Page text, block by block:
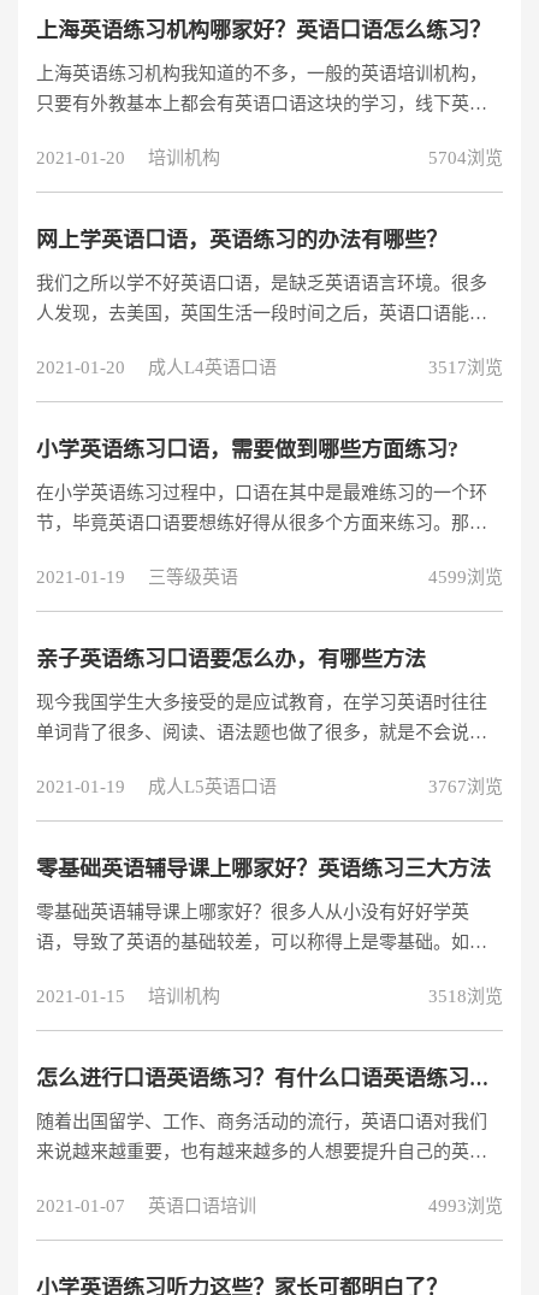
上海英语练习机构哪家好？英语口语怎么练习？
上海英语练习机构我知道的不多，一般的英语培训机构，
只要有外教基本上都会有英语口语这块的学习，线下英语
多去了解，不一定去专门做英语口语的培训机构，因为这
样的机构一方面少有。一方面则是收费会很贵，相当于私
方便很多，一对一外教视频教学，现在不少人都比较喜欢
这样的学习方式作为口语的学习。这里也为大家分享一下
阿卡索的免费试听课程，还在为口语不行而苦
2021-01-20 培训机构 5704浏览
网上学英语口语，英语练习的办法有哪些？
我们之所以学不好英语口语，是缺乏英语语言环境。很多
人发现，去美国，英国生活一段时间之后，英语口语能力
通过网上学英语口语，通过多加练习，也是可以获得成效
的。
2021-01-20 成人L4英语口语 3517浏览
小学英语练习口语，需要做到哪些方面练习?
在小学英语练习过程中，口语在其中是最难练习的一个环
节，毕竟英语口语要想练好得从很多个方面来练习。那么
事情呢?
2021-01-19 三等级英语 4599浏览
亲子英语练习口语要怎么办，有哪些方法
现今我国学生大多接受的是应试教育，在学习英语时往往
单词背了很多、阅读、语法题也做了很多，就是不会说。
语言技能，有实用性能够活学活用才是学习的最终目的，
才算真正掌握这门技能。那么亲子英语练习口语要怎么
教试听课，外教发音超标准，
2021-01-19 成人L5英语口语 3767浏览
零基础英语辅导课上哪家好？英语练习三大方法
零基础英语辅导课上哪家好？很多人从小没有好好学英
语，导致了英语的基础较差，可以称得上是零基础。如今
础英语辅导课上可以为你指明方向。
2021-01-15 培训机构 3518浏览
怎么进行口语英语练习？有什么口语英语练习方法吗？
随着出国留学、工作、商务活动的流行，英语口语对我们
来说越来越重要，也有越来越多的人想要提升自己的英语
英语练习呢？有什么口语英语练习方法？
2021-01-07 英语口语培训 4993浏览
小学英语练习听力这些？家长可都明白了？